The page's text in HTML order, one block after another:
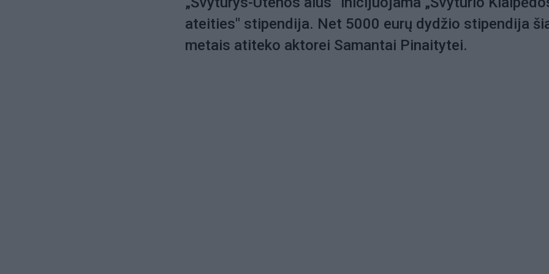
ateities" stipendija. Net 5000 eurų dydžio stipendija
metais atiteko aktorei Samantai Pinaitytei.